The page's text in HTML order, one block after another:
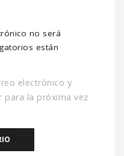
no será
están
electrónico y
para la próxima vez